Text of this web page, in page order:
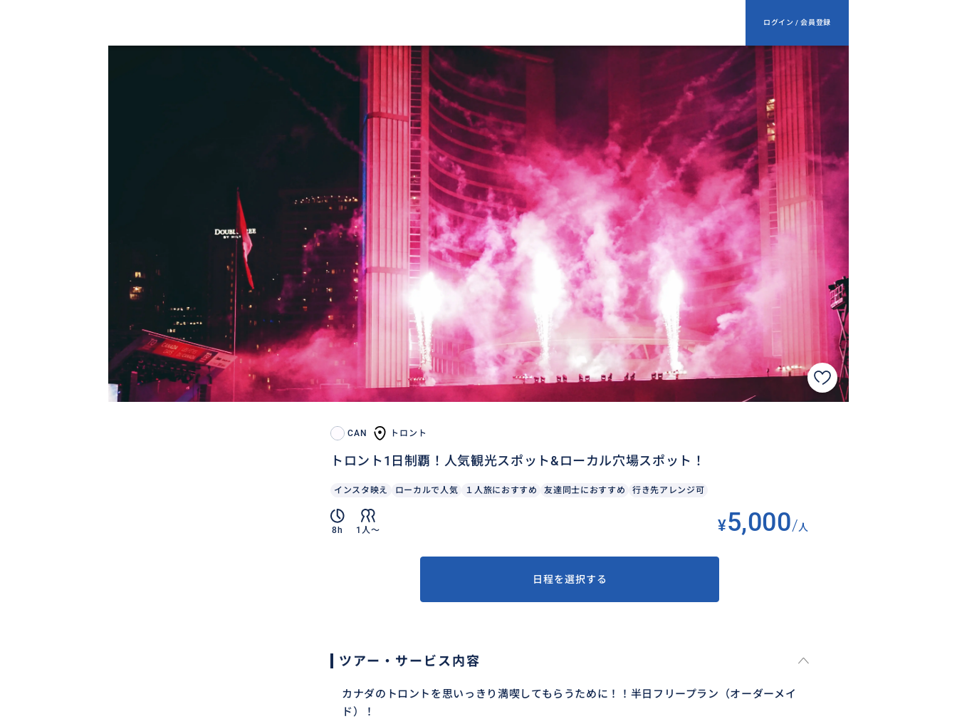
ログイン / 会員登録
CAN トロント
トロント1日制覇！人気観光スポット&ローカル穴場スポット！
インスタ映え ローカルで人気 １人旅におすすめ 友達同士におすすめ 行き先アレンジ可
8h 1人〜 ¥5,000/人
日程を選択する
ツアー・サービス内容
カナダのトロントを思いっきり満喫してもらうために！！半日フリープラン（オーダーメイ
ド）！